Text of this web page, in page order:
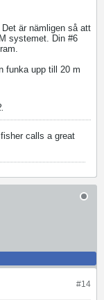
är nämligen så att
systemet. Din #6
funka upp till 20 m
.
calls a great
#14